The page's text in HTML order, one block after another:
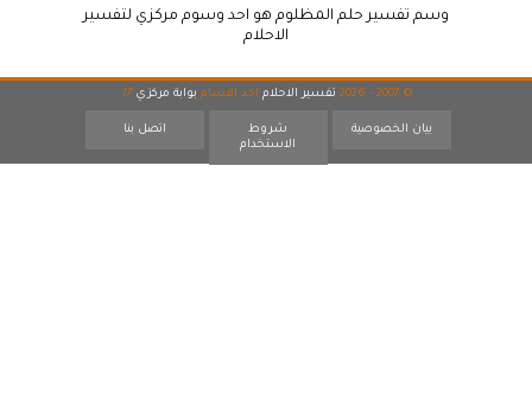
وسم تفسير حلم المظلوم هو احد وسوم مركزي لتفسير
الاحلام
© 2007 - 2026 تفسير الاحلام احد اقسام بوابة مركزي 17
بيان الخصوصية
شروط
الاستخدام
اتصل بنا